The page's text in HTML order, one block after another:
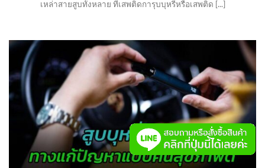
เหล่าสายสูบทั้งหลาย ที่เสพติดการุบบุหรี่หรือเสพติด [...]